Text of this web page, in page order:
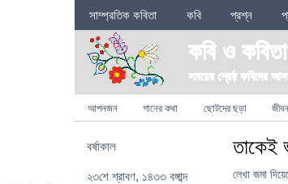
Sections
সাম্প্রতিক কবিতা কবি প্রশ্ন
কবি ও কবিতা
সময়ের শ্রেষ্ঠ কবিদের
Categories
আপনজন গানের কথা ছোটদের ছড়া
তাকেই
লেখা জমা
বর্ষাকাল
২৩শে শ্রাবণ, ১৪৩৩ বঙ্গাব্দ